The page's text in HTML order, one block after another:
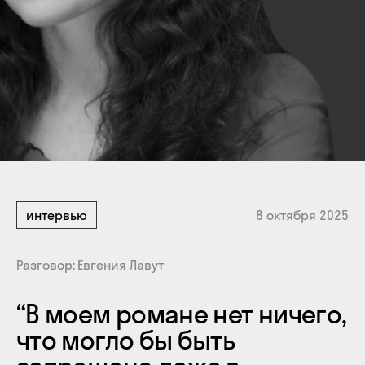
интервью 8 октября 2025
Разговор Евгения Лавут
“B моем романе нет ничего,
что могло бы быть